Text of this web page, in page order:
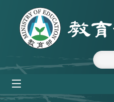
跳到主要內容區塊
:::